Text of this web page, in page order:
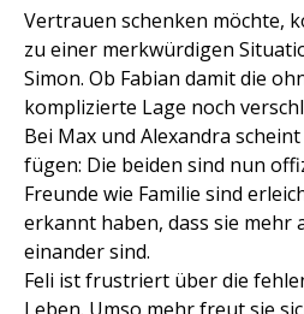
Vertrauen schenken möchte,
zu einer merkwürdigen
Simon. Ob Fabian damit die
komplizierte Lage noch
Bei Max und Alexandra
fügen: Die beiden sind nun
Freunde wie Familie sind
erkannt haben, dass sie mehr
einander sind.
Feli ist frustriert über die